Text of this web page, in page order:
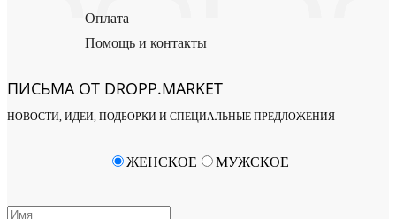
Оплата
Помощь и контакты
ПИСЬМА ОТ DROPP.MARKET
НОВОСТИ, ИДЕИ, ПОДБОРКИ И СПЕЦИАЛЬНЫЕ ПРЕДЛОЖЕНИЯ
ЖЕНСКОЕ МУЖСКОЕ